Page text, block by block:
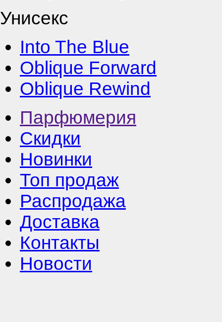
Унисекс
Into The Blue
Oblique Forward
Oblique Rewind
Парфюмерия
Скидки
Новинки
Топ продаж
Распродажа
Доставка
Контакты
Новости